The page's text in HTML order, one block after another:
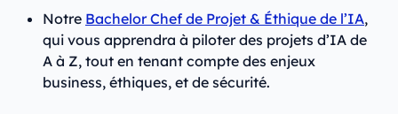
Notre Bachelor Chef de Projet & Éthique de l’IA,
qui vous apprendra à piloter des projets d’IA de
A à Z, tout en tenant compte des enjeux
business, éthiques, et de sécurité.